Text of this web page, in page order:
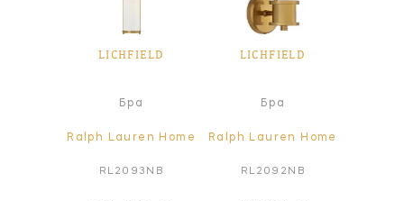
LICHFIELD
Бра
Ralph Lauren Home
RL2093NB
LICHFIELD
Бра
Ralph Lauren Home
RL2092NB